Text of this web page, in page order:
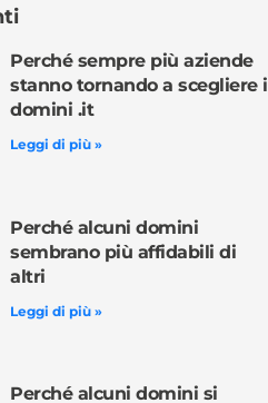
Perché sempre più aziende
stanno tornando a scegliere i
domini .it
Leggi di più »
Perché alcuni domini
sembrano più affidabili di
altri
Leggi di più »
Perché alcuni domini si